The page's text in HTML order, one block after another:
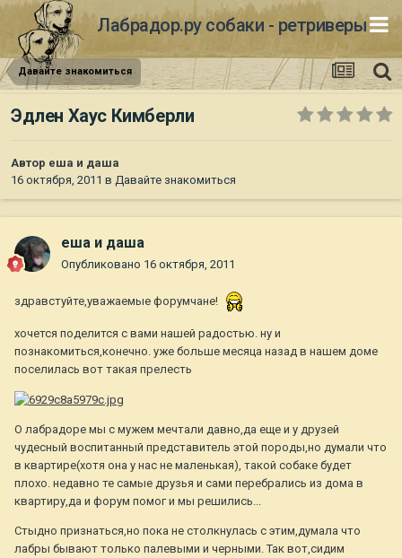
Лабрадор.ру собаки - ретриверы
Давайте знакомиться
Эдлен Хаус Кимберли
Автор еша и даша
16 октября, 2011 в Давайте знакомиться
еша и даша
Опубликовано 16 октября, 2011
здравстуйте,уважаемые форумчане!
хочется поделится с вами нашей радостью. ну и
познакомиться,конечно. уже больше месяца назад в нашем доме
поселилась вот такая прелесть
О лабрадоре мы с мужем мечтали давно,да еще и у друзей
чудесный воспитанный представитель этой породы,но думали что
в квартире(хотя она у нас не маленькая), такой собаке будет
плохо. недавно те самые друзья и сами перебрались из дома в
квартиру,да и форум помог и мы решились...
Стыдно признаться,но пока не столкнулась с этим,думала что
лабры бывают только палевыми и черными. Так вот,сидим